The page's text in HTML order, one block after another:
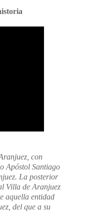
con
Apóstol Santiago
La posterior
Villa de Aranjuez
aquella entidad
del que a su